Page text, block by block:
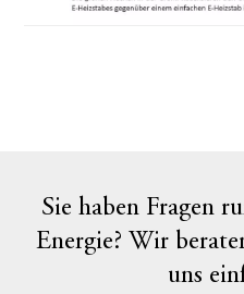
Sie haben Fragen
Energie? Wir
uns